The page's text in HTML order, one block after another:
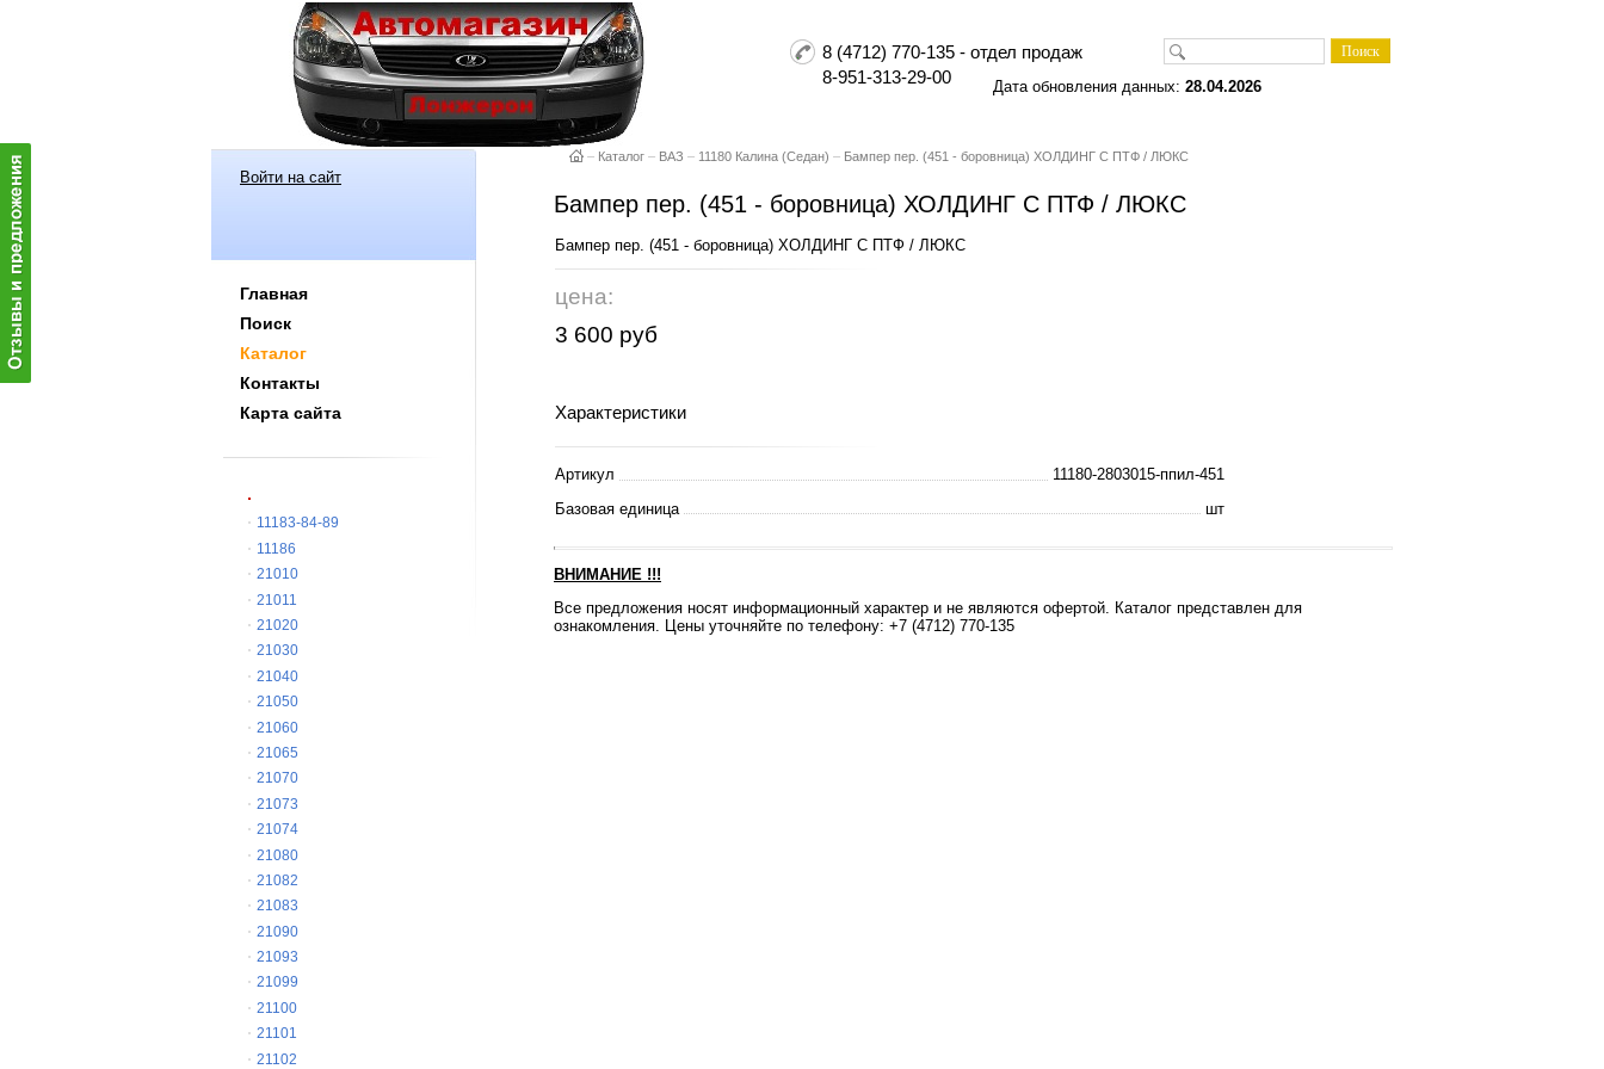
8 (4712) 770-135 - отдел продаж
8-951-313-29-00
Дата обновления данных: 28.04.2026
Войти на сайт
Главная
Поиск
Каталог
Контакты
Карта сайта
11183-84-89
11186
21010
21011
21020
21030
21040
21050
21060
21065
21070
21073
21074
21080
21082
21083
21090
21093
21099
21100
21101
21102
– Каталог – ВАЗ – 11180 Калина (Седан) – Бампер пер. (451 - боровница) ХОЛДИНГ С ПТФ / ЛЮКС
Бампер пер. (451 - боровница) ХОЛДИНГ С ПТФ / ЛЮКС
Бампер пер. (451 - боровница) ХОЛДИНГ С ПТФ / ЛЮКС
цена:
3 600 руб
Характеристики
Артикул
11180-2803015-ппил-451
Базовая единица
шт
ВНИМАНИЕ !!!
Все предложения носят информационный характер и не являются офертой. Каталог представлен для
ознакомления. Цены уточняйте по телефону: +7 (4712) 770-135